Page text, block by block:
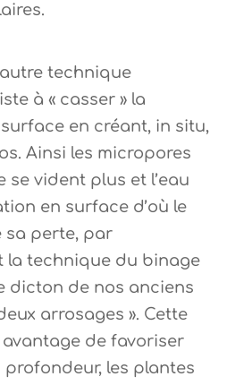
technique
à « casser » la
en créant, in situ,
Ainsi les micropores
vident plus et l’eau
en surface d’où le
sa perte, par
la technique du binage
dicton de nos anciens
arrosages ». Cette
de favoriser
profondeur, les plantes